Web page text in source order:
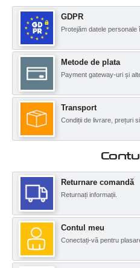
GDPR
Protejăm datele personale
Metode de plata
Payment gateway-uri și
Transport
Condiții de livrare, prețuri
Returnare comandă
Returnați informații.
Contul meu
Conectați-vă pentru